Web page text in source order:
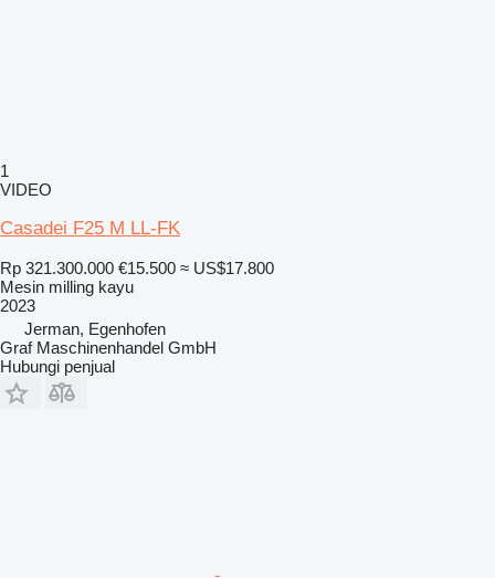
1
VIDEO
Casadei F25 M LL-FK
Rp 321.300.000 €15.500 ≈ US$17.800
Mesin milling kayu
2023
Jerman, Egenhofen
Graf Maschinenhandel GmbH
Hubungi penjual